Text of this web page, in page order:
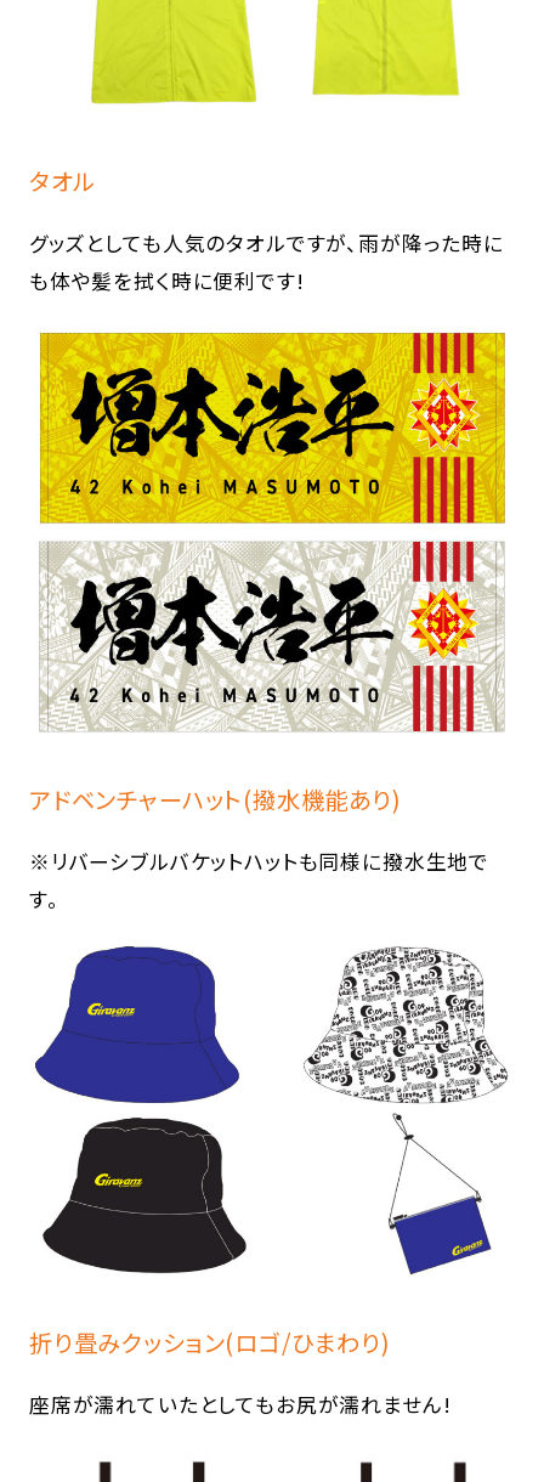
タオル
グッズとしても人気のタオルですが、雨が降った時に
も体や髪を拭く時に便利です!
アドベンチャーハット(撥水機能あり)
※リバーシブルバケットハットも同様に撥水生地で
す。
折り畳みクッション(ロゴ/ひまわり)
座席が濡れていたとしてもお尻が濡れません!